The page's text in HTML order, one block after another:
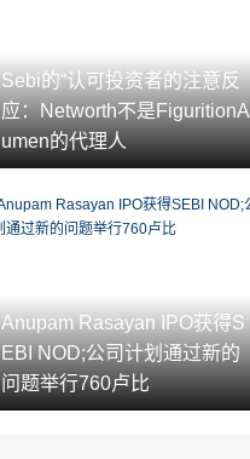
Sebi的“认可投资者的注意反
应：Networth不是FiguritionA
umen的代理人
Anupam Rasayan IPO获得S
EBI NOD;公司计划通过新的
问题举行760卢比